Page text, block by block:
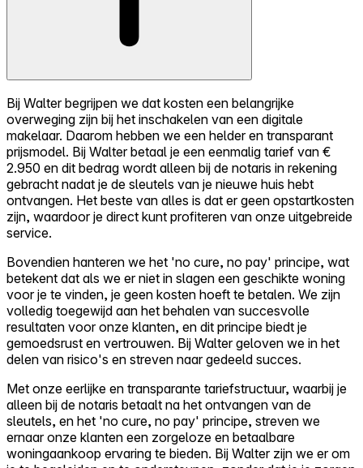
Bij Walter begrijpen we dat kosten een belangrijke
overweging zijn bij het inschakelen van een digitale
makelaar. Daarom hebben we een helder en transparant
prijsmodel. Bij Walter betaal je een eenmalig tarief van €
2.950 en dit bedrag wordt alleen bij de notaris in rekening
gebracht nadat je de sleutels van je nieuwe huis hebt
ontvangen. Het beste van alles is dat er geen opstartkosten
zijn, waardoor je direct kunt profiteren van onze uitgebreide
service.
Bovendien hanteren we het 'no cure, no pay' principe, wat
betekent dat als we er niet in slagen een geschikte woning
voor je te vinden, je geen kosten hoeft te betalen. We zijn
volledig toegewijd aan het behalen van succesvolle
resultaten voor onze klanten, en dit principe biedt je
gemoedsrust en vertrouwen. Bij Walter geloven we in het
delen van risico's en streven naar gedeeld succes.
Met onze eerlijke en transparante tariefstructuur, waarbij je
alleen bij de notaris betaalt na het ontvangen van de
sleutels, en het 'no cure, no pay' principe, streven we
ernaar onze klanten een zorgeloze en betaalbare
woningaankoop ervaring te bieden. Bij Walter zijn we er om